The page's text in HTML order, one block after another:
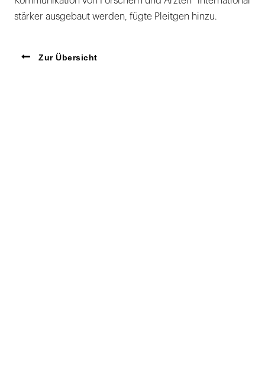
stärker ausgebaut werden, fügte Pleitgen hinzu.
Zur Übersicht